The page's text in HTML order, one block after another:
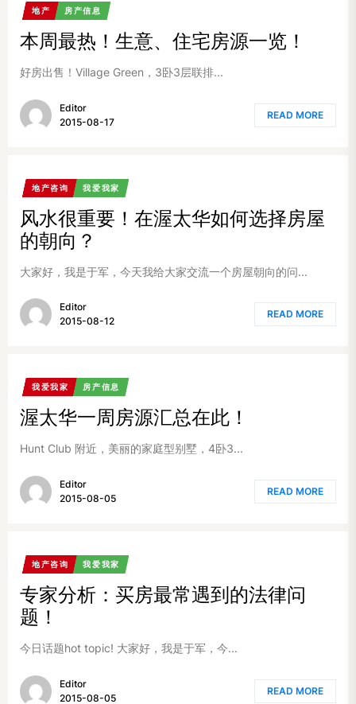
地产 房产信息
本周最热！生意、住宅房源一览！
好房出售！Village Green，3卧3层联排...
Editor
2015-08-17
READ MORE
地产咨询 我爱我家
风水很重要！在渥太华如何选择房屋
的朝向？
大家好，我是于军，今天我给大家交流一个房屋朝向的问...
Editor
2015-08-12
READ MORE
我爱我家 房产信息
渥太华一周房源汇总在此！
Hunt Club 附近，美丽的家庭型别墅，4卧3...
Editor
2015-08-05
READ MORE
地产咨询 我爱我家
专家分析：买房最常遇到的法律问
题！
今日话题hot topic! 大家好，我是于军，今...
Editor
2015-08-05
READ MORE